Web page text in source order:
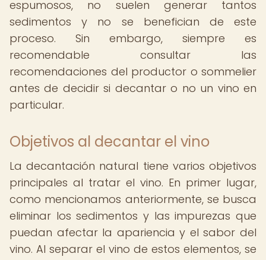
espumosos, no suelen generar tantos
sedimentos y no se benefician de este
proceso. Sin embargo, siempre es
recomendable consultar las
recomendaciones del productor o sommelier
antes de decidir si decantar o no un vino en
particular.
Objetivos al decantar el vino
La decantación natural tiene varios objetivos
principales al tratar el vino. En primer lugar,
como mencionamos anteriormente, se busca
eliminar los sedimentos y las impurezas que
puedan afectar la apariencia y el sabor del
vino. Al separar el vino de estos elementos, se